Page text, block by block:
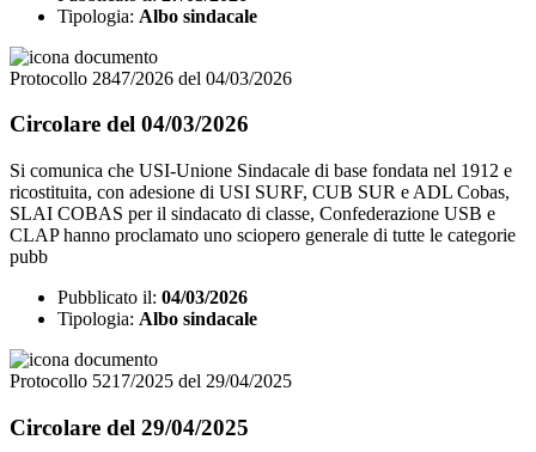
Tipologia: Albo sindacale
Protocollo 2847/2026 del 04/03/2026
Circolare del 04/03/2026
Si comunica che USI-Unione Sindacale di base fondata nel 1912 e
ricostituita, con adesione di USI SURF, CUB SUR e ADL Cobas,
SLAI COBAS per il sindacato di classe, Confederazione USB e
CLAP hanno proclamato uno sciopero generale di tutte le categorie
pubb
Pubblicato il: 04/03/2026
Tipologia: Albo sindacale
Protocollo 5217/2025 del 29/04/2025
Circolare del 29/04/2025